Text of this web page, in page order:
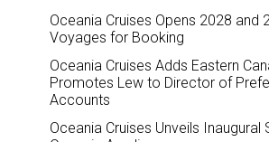
Oceania Cruises Opens 2028 and
Voyages for Booking
Oceania Cruises Adds Eastern
Promotes Lew to Director of
Accounts
Oceania Cruises Unveils Inaugural